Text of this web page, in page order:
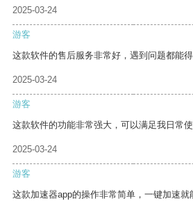
2025-03-24
游客
这款软件的售后服务非常好，遇到问题都能得
2025-03-24
游客
这款软件的功能非常强大，可以满足我日常使
2025-03-24
游客
这款加速器app的操作非常简单，一键加速就